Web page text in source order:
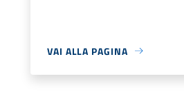
VAI ALLA PAGINA